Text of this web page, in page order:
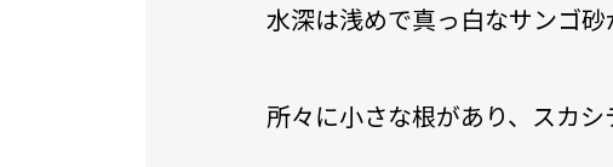
水深は浅めで真っ白なサンゴ砂
所々に小さな根があり、スカ